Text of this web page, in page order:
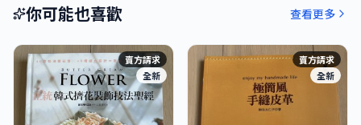
你可能也喜歡 查看更多
賣方請求
全新
賣方請求
全新